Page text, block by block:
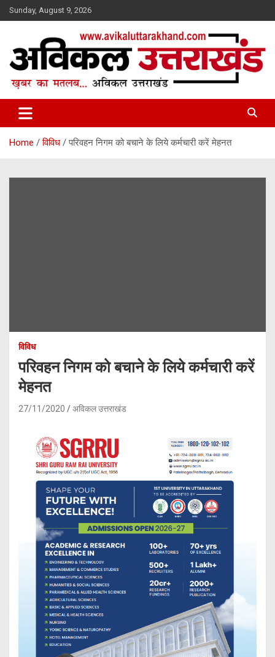
Skip
to
Sunday, August 9, 2026
Avikal Uttarakhand
Home विविध परिवहन निगम को बचाने के लिये कर्मचारी करें मेहनत
विविध
परिवहन निगम को बचाने के लिये कर्मचारी करें
मेहनत
27/11/2020 अविकल उत्तराखंड